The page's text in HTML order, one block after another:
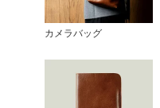
カメラバッグ